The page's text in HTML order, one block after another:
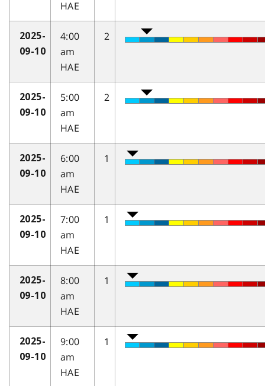
HAE
2025-
09-10
4:00
am
HAE
2
2025-
09-10
5:00
am
HAE
2
2025-
09-10
6:00
am
HAE
1
2025-
09-10
7:00
am
HAE
1
2025-
09-10
8:00
am
HAE
1
2025-
09-10
9:00
am
HAE
1